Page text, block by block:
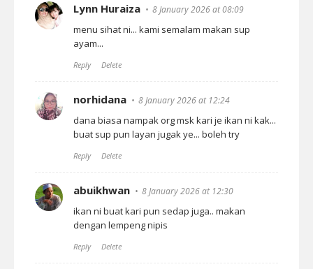
Lynn Huraiza 8 January 2026 at 08:09
menu sihat ni... kami semalam makan sup
ayam...
Reply Delete
norhidana 8 January 2026 at 12:24
dana biasa nampak org msk kari je ikan ni kak...
buat sup pun layan jugak ye... boleh try
Reply Delete
abuikhwan 8 January 2026 at 12:30
ikan ni buat kari pun sedap juga.. makan
dengan lempeng nipis
Reply Delete